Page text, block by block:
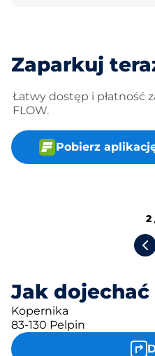
Zaparkuj
Łatwy dostęp i płatność
FLOW.
Pobierz
Jak dojechać
Kopernika
83-130 Pelpin
2